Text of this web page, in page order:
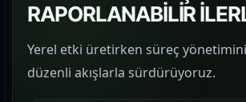
RAPORLANABİLİR
Yerel etki üretirken süreç
düzenli akışlarla sürdürüyoruz.